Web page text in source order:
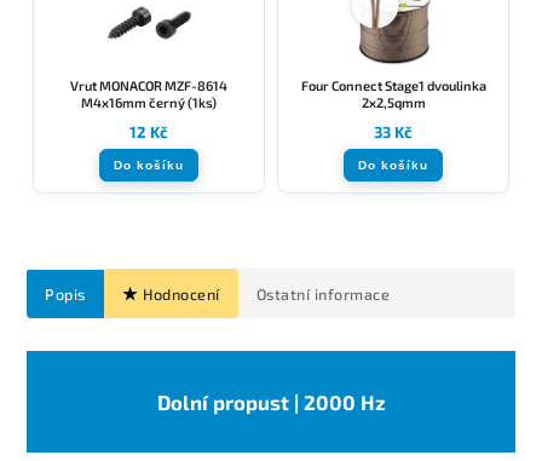
Vrut MONACOR MZF-8614
M4x16mm černý (1ks)
12 Kč
Do košíku
Four Connect Stage1 dvoulinka
2x2,5qmm
33 Kč
Do košíku
Popis Hodnocení Ostatní informace
Dolní propust | 2000 Hz